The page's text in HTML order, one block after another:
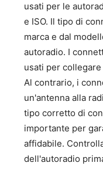
usati per le
e ISO. Il tipo di
marca e dal
autoradio. I
usati per
Al contrario, i
un'antenna alla
tipo corretto di
importante per
affidabile.
dell'autoradio